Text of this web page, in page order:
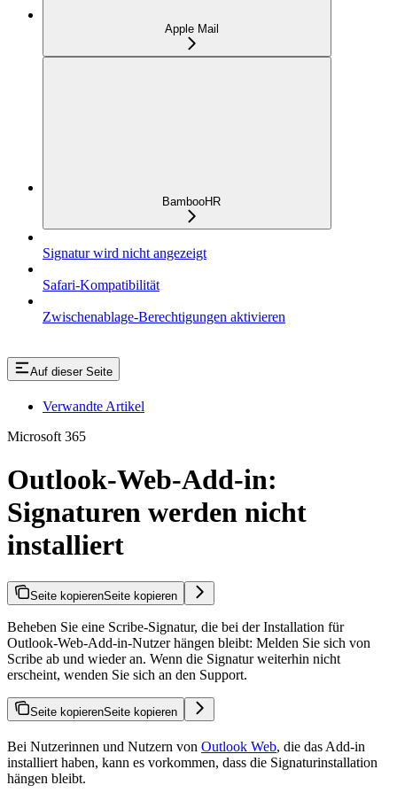
Apple Mail
BambooHR
Signatur wird nicht angezeigt
Safari-Kompatibilität
Zwischenablage-Berechtigungen aktivieren
Auf dieser Seite
Verwandte Artikel
Microsoft 365
Outlook-Web-Add-in:
Signaturen werden nicht
installiert
Seite kopierenSeite kopieren
Beheben Sie eine Scribe-Signatur, die bei der Installation für
Outlook-Web-Add-in-Nutzer hängen bleibt: Melden Sie sich von
Scribe ab und wieder an. Wenn die Signatur weiterhin nicht
erscheint, wenden Sie sich an den Support.
Seite kopierenSeite kopieren
Bei Nutzerinnen und Nutzern von Outlook Web, die das Add-in
installiert haben, kann es vorkommen, dass die Signaturinstallation
hängen bleibt.